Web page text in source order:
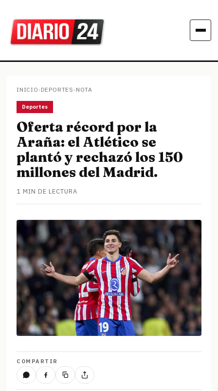
INICIO› DEPORTES› NOTA
Deportes
Oferta récord por la
Araña: el Atlético se
plantó y rechazó los 150
millones del Madrid.
1 MIN DE LECTURA
COMPARTIR